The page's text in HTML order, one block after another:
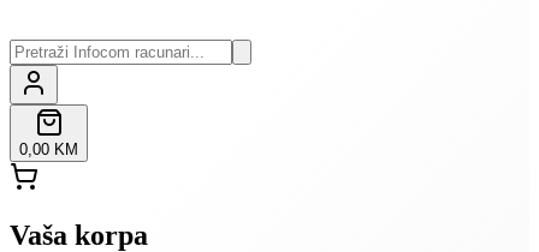
0,00 KM
Vaša korpa